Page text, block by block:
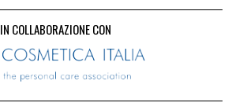
IN COLLABORAZIONE CON